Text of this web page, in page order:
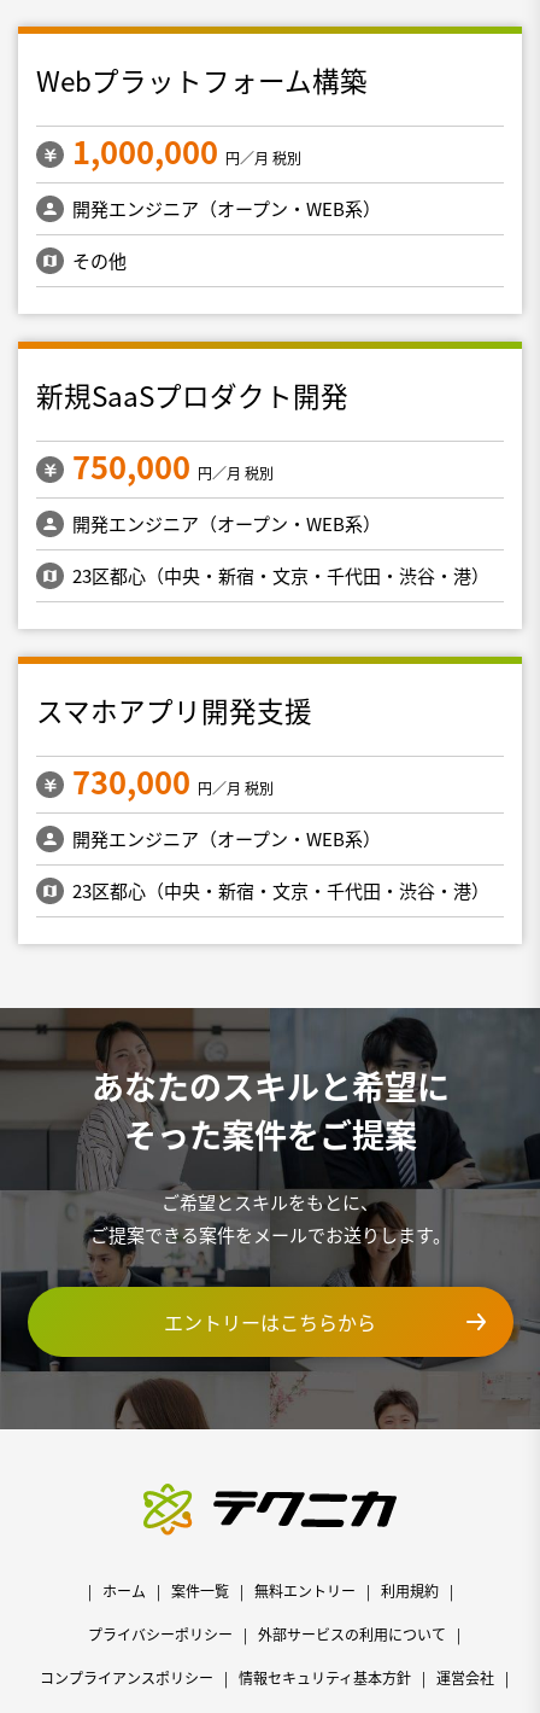
Webプラットフォーム構築
1,000,000 円／月 税別
開発エンジニア（オープン・WEB系）
その他
新規SaaSプロダクト開発
750,000 円／月 税別
開発エンジニア（オープン・WEB系）
23区都心（中央・新宿・文京・千代田・渋谷・港）
スマホアプリ開発支援
730,000 円／月 税別
開発エンジニア（オープン・WEB系）
23区都心（中央・新宿・文京・千代田・渋谷・港）
あなたのスキルと希望に
そった案件をご提案
ご希望とスキルをもとに、
ご提案できる案件をメールでお送りします。
エントリーはこちらから
ホーム 案件一覧 無料エントリー 利用規約
プライバシーポリシー 外部サービスの利用について
コンプライアンスポリシー 情報セキュリティ基本方針 運営会社